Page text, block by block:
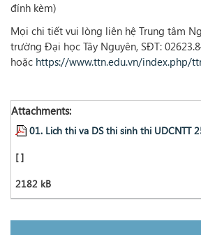
đính kèm)
Mọi chi tiết vui lòng liên hệ Trung tâm
trường Đại học Tây Nguyên, SĐT:
hoặc https://www.ttn.edu.vn/index.php/
Attachments:
01. Lich thi va DS thi sinh thi UDCNTT
[ ]
2182 kB